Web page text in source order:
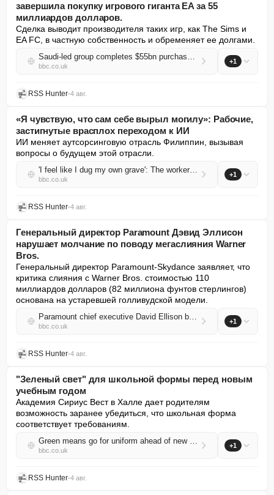
завершила покупку игрового гиганта EA за 55
миллиардов долларов.
Сделка выводит производителя таких игр, как The Sims и
EA FC, в частную собственность и обременяет ее долгами.
Saudi-led group completes $55bn purchase of gaming giant EA
bbc.co.uk
+1
RSS Hunter•4 авг.
«Я чувствую, что сам себе вырыл могилу»: Рабочие,
застигнутые врасплох переходом к ИИ
ИИ меняет аутсорсинговую отрасль Филиппин, вызывая
вопросы о будущем этой отрасли.
'I feel like I dug my own grave': The workers caught in the AI transition
bbc.co.uk
+1
RSS Hunter•4 авг.
Генеральный директор Paramount Дэвид Эллисон
нарушает молчание по поводу мегаслияния Warner
Bros.
Генеральный директор Paramount-Skydance заявляет, что
критика слияния с Warner Bros. стоимостью 110
миллиардов долларов (82 миллиона фунтов стерлингов)
основана на устаревшей голливудской модели.
Paramount chief executive David Ellison breaks silence on Warner Bros mega merger
bbc.co.uk
+1
RSS Hunter•4 авг.
"Зеленый свет" для школьной формы перед новым
учебным годом
Академия Сириус Вест в Халле дает родителям
возможность заранее убедиться, что школьная форма
соответствует требованиям.
Green means go for uniform ahead of new school year
bbc.co.uk
+1
RSS Hunter•4 авг.